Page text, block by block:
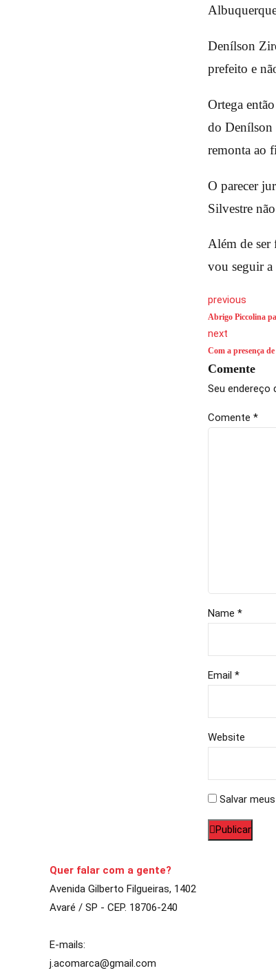
Denílson
prefeito e
Ortega
do Denílson
remonta ao
O parecer
Silvestre
Além de ser
vou seguir
previous
Abrigo Piccolina
next
Com a presença
Comente
Seu endereço
Comente *
Name *
Email *
Website
Salvar
Publicar
Quer falar com a gente?
Avenida Gilberto Filgueiras, 1402
Avaré / SP - CEP. 18706-240
E-mails:
j.acomarca@gmail.com